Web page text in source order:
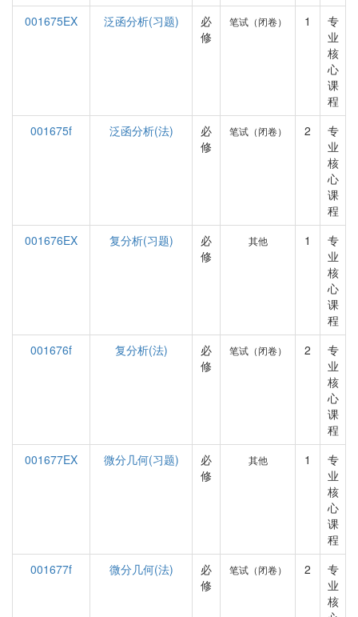
001675EX
泛函分析(习题)
必
修
笔试（闭卷） 1
专
业
核
心
课
程
001675f
泛函分析(法)
必
修
笔试（闭卷） 2
专
业
核
心
课
程
001676EX
复分析(习题)
必
修
其他 1
专
业
核
心
课
程
001676f
复分析(法)
必
修
笔试（闭卷） 2
专
业
核
心
课
程
001677EX
微分几何(习题)
必
修
其他 1
专
业
核
心
课
程
001677f
微分几何(法)
必
修
笔试（闭卷） 2
专
业
核